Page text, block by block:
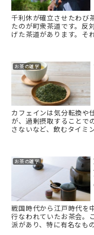
千利休が確立させたわび
たのが町衆茶道です。反
げた茶道があります。そ
お茶の雑学
カフェインは気分転換や
が、過剰摂取することで
さないなど、飲むタイミ
お茶の雑学
戦国時代から江戸時代を
行なわれていたお茶会。
派があり、特に有名なも